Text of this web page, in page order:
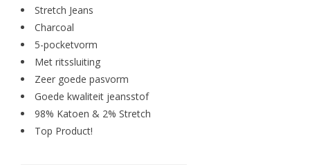
Stretch Jeans
Charcoal
5-pocketvorm
Met ritssluiting
Zeer goede pasvorm
Goede kwaliteit jeansstof
98% Katoen & 2% Stretch
Top Product!